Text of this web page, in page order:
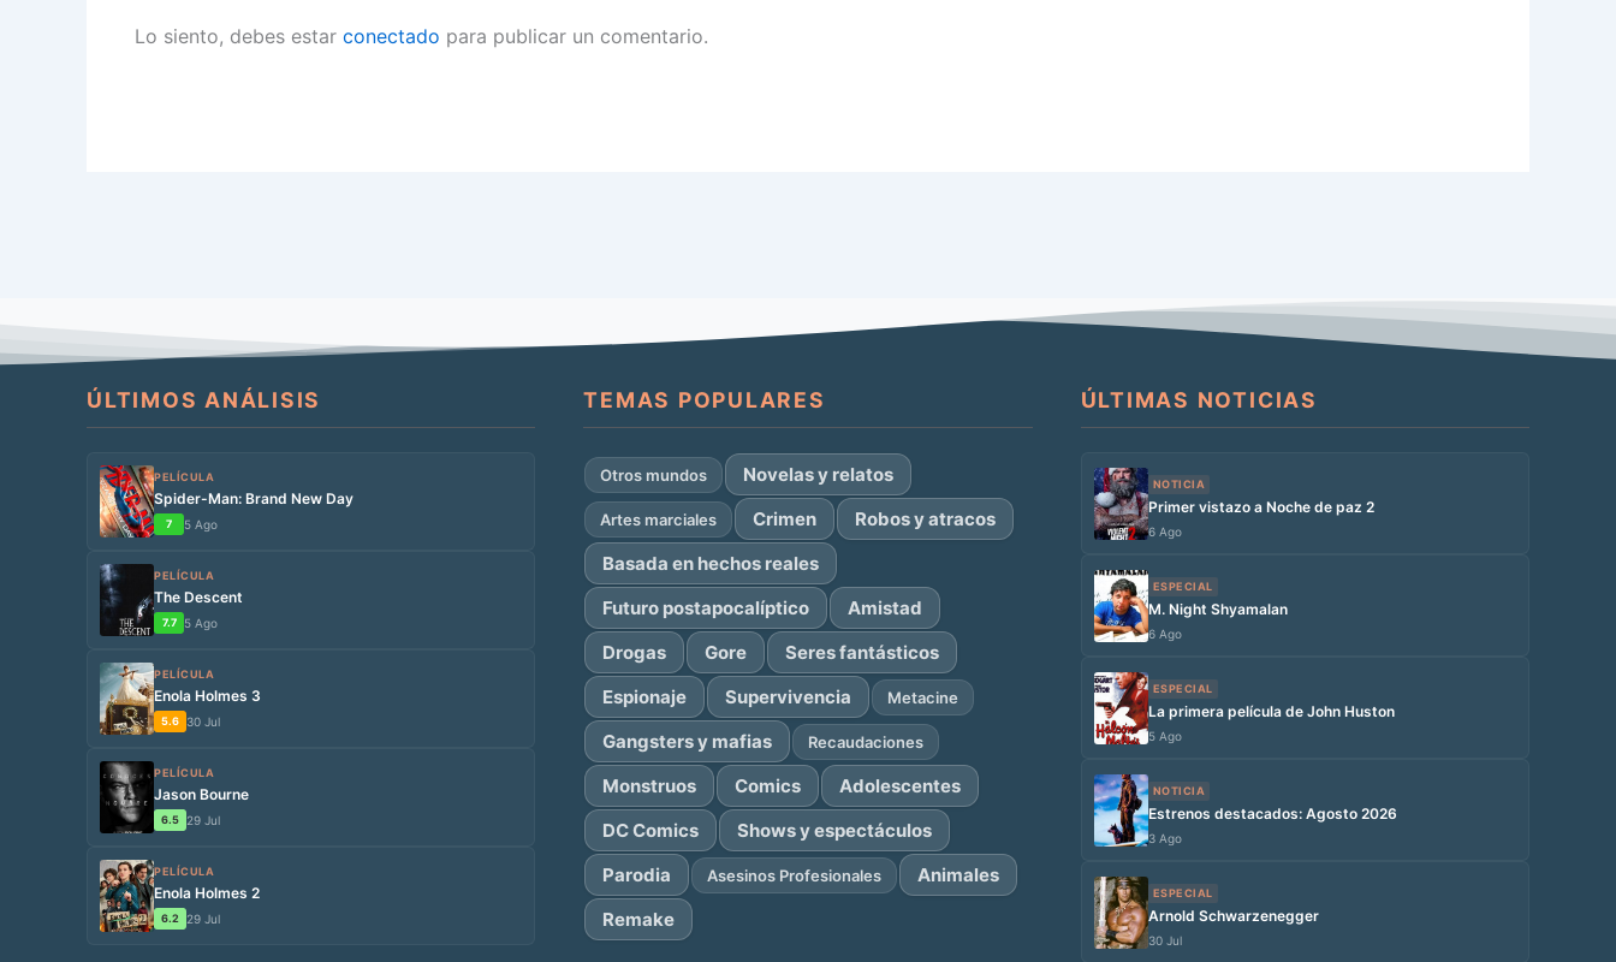
Lo siento, debes estar conectado para publicar un comentario.
ÚLTIMOS ANÁLISIS
PELÍCULA
Spider-Man: Brand New Day
7 5 Ago
PELÍCULA
The Descent
7.7 5 Ago
PELÍCULA
Enola Holmes 3
5.6 30 Jul
PELÍCULA
Jason Bourne
6.5 29 Jul
PELÍCULA
Enola Holmes 2
6.2 29 Jul
TEMAS POPULARES
Otros mundos Novelas y relatos
Artes marciales Crimen
Robos y atracos
Basada en hechos reales
Futuro postapocalíptico
Amistad
Drogas
Gore
Seres fantásticos
Espionaje
Supervivencia Metacine
Gangsters y mafias Recaudaciones
Monstruos Comics
Adolescentes
DC Comics
Shows y espectáculos
Parodia
Asesinos Profesionales
Animales
Remake
ÚLTIMAS NOTICIAS
NOTICIA
Primer vistazo a Noche de paz 2
6 Ago
ESPECIAL
M. Night Shyamalan
6 Ago
ESPECIAL
La primera película de John Huston
5 Ago
NOTICIA
Estrenos destacados: Agosto 2026
3 Ago
ESPECIAL
Arnold Schwarzenegger
30 Jul